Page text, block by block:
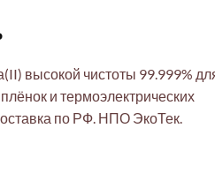
высокой чистоты 99.999%
и термоэлектрических
по РФ. НПО ЭкоТек.